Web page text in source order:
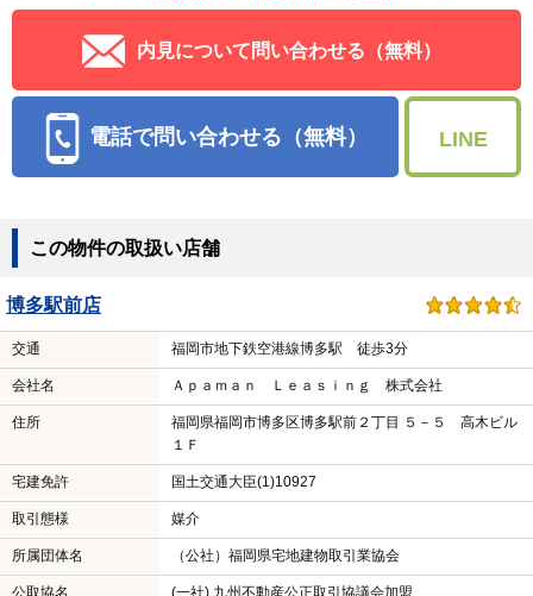
内見について問い合わせる（無料）
電話で問い合わせる（無料） LINE
この物件の取扱い店舗
博多駅前店
交通 福岡市地下鉄空港線博多駅 徒歩3分
会社名 Ａｐａｍａｎ Ｌｅａｓｉｎｇ 株式会社
住所
福岡県福岡市博多区博多駅前２丁目 ５－５ 高木ビル
１Ｆ
宅建免許 国土交通大臣(1)10927
取引態様 媒介
所属団体名 （公社）福岡県宅地建物取引業協会